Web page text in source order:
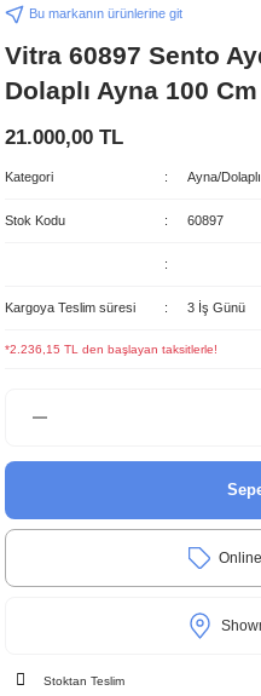
Bu markanın ürünlerine git
Vitra 60897 Sento
Dolaplı Ayna 100
21.000,00 TL
Kategori Ayna/
Stok Kodu 60897
Kargoya Teslim süresi 3 İş Günü
*2.236,15 TL den başlayan taksitlerle!
Stoktan Teslim